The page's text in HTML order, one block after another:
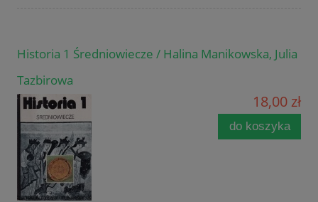
Historia 1 Średniowiecze / Halina Manikowska, Julia
Tazbirowa
18,00 zł
do koszyka